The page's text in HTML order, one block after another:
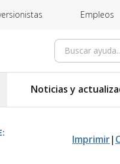
Empleos
Buscar ayuda
Noticias y
Imprimir|